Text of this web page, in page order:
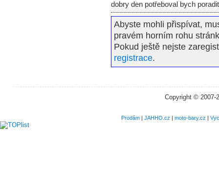
dobry den potřeboval bych
Abyste mohli přispívat,
pravém horním rohu
Pokud ještě nejste
registrace.
Copyright © 2007-
Prodám| JAHHO.cz | moto-bary.cz |